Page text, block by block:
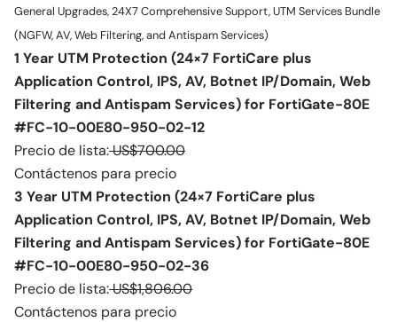
General Upgrades, 24X7 Comprehensive Support, UTM Services Bundle
(NGFW, AV, Web Filtering, and Antispam Services)
1 Year UTM Protection (24×7 FortiCare plus
Application Control, IPS, AV, Botnet IP/Domain, Web
Filtering and Antispam Services) for FortiGate-80E
#FC-10-00E80-950-02-12
Precio de lista:US$700.00
Contáctenos para precio
3 Year UTM Protection (24×7 FortiCare plus
Application Control, IPS, AV, Botnet IP/Domain, Web
Filtering and Antispam Services) for FortiGate-80E
#FC-10-00E80-950-02-36
Precio de lista:US$1,806.00
Contáctenos para precio